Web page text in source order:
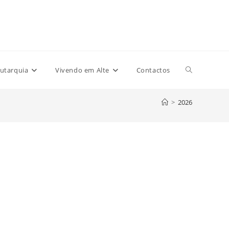
Vivendo em Alte Contactos Toggle
website
> 2026